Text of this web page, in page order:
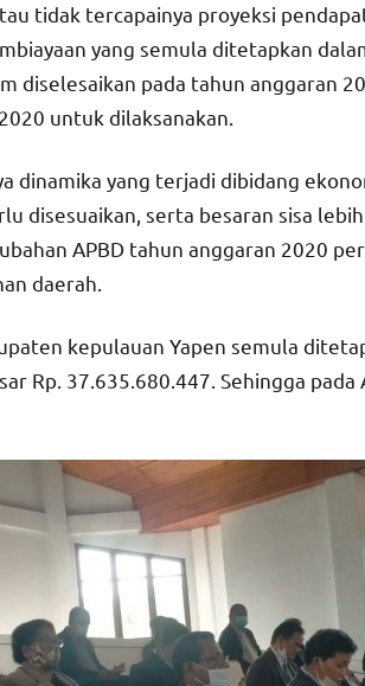
tidak tercapainya proyeksi
yang semula ditetapkan
diselesaikan pada tahun anggaran
untuk dilaksanakan.
dinamika yang terjadi dibidang
disesuaikan, serta besaran sisa
APBD tahun anggaran 2020
daerah.
kepulauan Yapen semula
Rp. 37.635.680.447. Sehingga